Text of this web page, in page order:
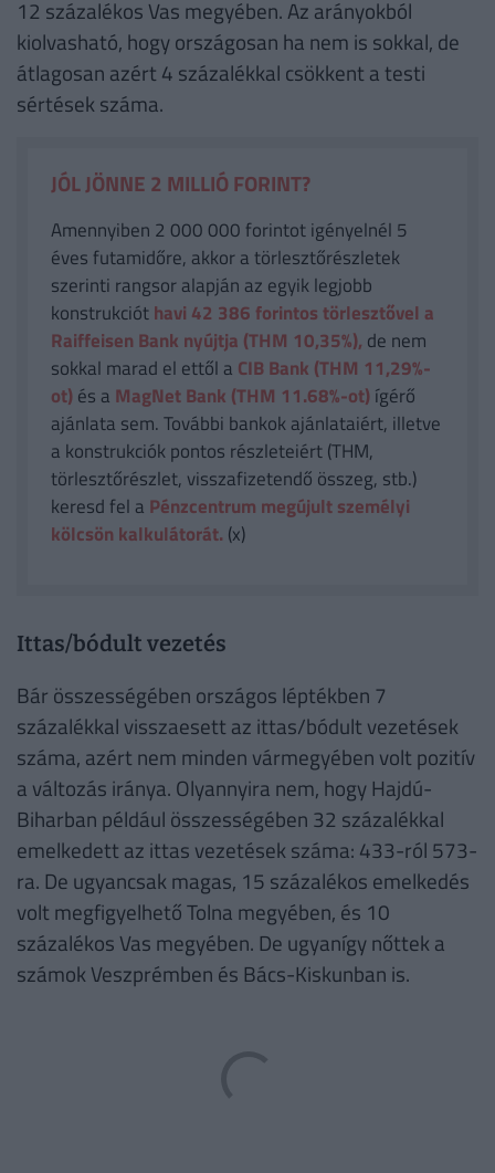
12 százalékos Vas megyében. Az arányokból
kiolvasható, hogy országosan ha nem is sokkal, de
átlagosan azért 4 százalékkal csökkent a testi
sértések száma.
JÓL JÖNNE 2 MILLIÓ FORINT?
Amennyiben 2 000 000 forintot igényelnél 5
éves futamidőre, akkor a törlesztőrészletek
szerinti rangsor alapján az egyik legjobb
konstrukcióthavi 42 386 forintos törlesztővel a
Raiffeisen Bank nyújtja (THM 10,35%), de nem
sokkal marad el ettől a CIB Bank (THM 11,29%-
ot)és a MagNet Bank (THM 11.68%-ot)ígérő
ajánlata sem. További bankok ajánlataiért, illetve
a konstrukciók pontos részleteiért (THM,
törlesztőrészlet, visszafizetendő összeg, stb.)
keresd fel a Pénzcentrum megújult személyi
kölcsön kalkulátorát. (x)
Ittas/bódult vezetés
Bár összességében országos léptékben 7
százalékkal visszaesett az ittas/bódult vezetések
száma, azért nem minden vármegyében volt pozitív
a változás iránya. Olyannyira nem, hogy Hajdú-
Biharban például összességében 32 százalékkal
emelkedett az ittas vezetések száma: 433-ról 573-
ra. De ugyancsak magas, 15 százalékos emelkedés
volt megfigyelhető Tolna megyében, és 10
százalékos Vas megyében. De ugyanígy nőttek a
számok Veszprémben és Bács-Kiskunban is.